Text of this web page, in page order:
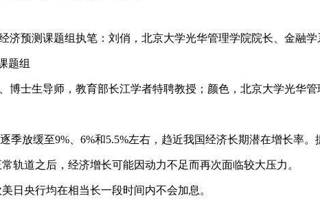
济预测课题组执笔：刘俏，北京大学光华管理学院院长、金融
题组
博士生导师，教育部长江学者特聘教授； 颜色， 北京大学光华管
季放缓至9%、6%和5.5%左右，趋近我国经济长期潜在增长率
轨道之后，经济增长可能因动力不足而再次面临较大压力。
日央行均在相当长一段时间内不会加息。